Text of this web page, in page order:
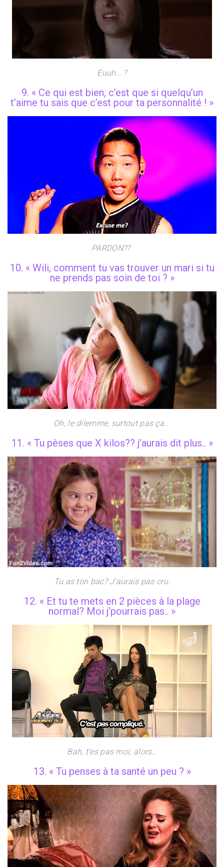
Euuh… ?
9. « Ce qui est bien, c’est que si quelqu’un
t’aime tu sais que c’est pour ta personnalité ! »
PARDON??
10. « Wili, comment tu vas trouver un mari si tu
ne prends pas soin de toi ? »
Oh, le dilemme, surtout pas ça..
11. « Tu pèses que X kilos?? j’aurais dit plus.. »
Tu as ton bac? J’aurais pas cru.
12. « Et tu te mets en 2 pièces à la plage
normal? Moi j’pourrais pas.. »
Bah, t’es pas moi, alors…
13. « Tu penses à ta santé un peu ? »